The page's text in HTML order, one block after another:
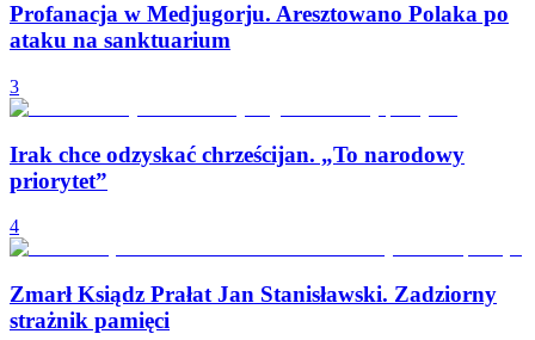
Profanacja w Medjugorju. Aresztowano Polaka po
ataku na sanktuarium
3
Irak chce odzyskać chrześcijan. „To narodowy
priorytet”
4
Zmarł Ksiądz Prałat Jan Stanisławski. Zadziorny
strażnik pamięci